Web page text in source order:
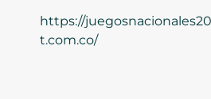
https://
t.com.co/